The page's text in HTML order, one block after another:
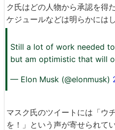
ク氏はどの人物から承認を得
ケジュールなどは明らかには
Still a lot of work needed
but am optimistic that will
— Elon Musk (@elonmusk)
マスク氏のツイートには「ウ
を！」という声が寄せられて